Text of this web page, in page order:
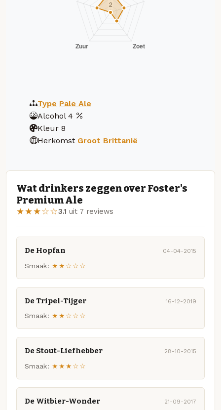
Type Pale Ale
Alcohol 4
Kleur 8
Herkomst Groot Brittanië
Wat drinkers zeggen over Foster's
Premium Ale
★★★☆☆3.1 uit 7 reviews
De Hopfan 04-04-2015
Smaak: ★★☆☆☆
De Tripel-Tijger 16-12-2019
Smaak: ★★☆☆☆
De Stout-Liefhebber 28-10-2015
Smaak: ★★★☆☆
De Witbier-Wonder 21-09-2017